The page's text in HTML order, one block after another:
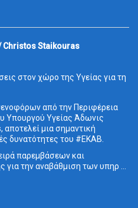
Christos Staikouras
στον χώρο της Υγείας για τη
από την Περιφέρεια
Υπουργού Υγείας Άδωνις
μια σημαντική
δυνατότητες του #ΕΚΑΒ.
παρεμβάσεων και
την αναβάθμιση των υπηρ ...